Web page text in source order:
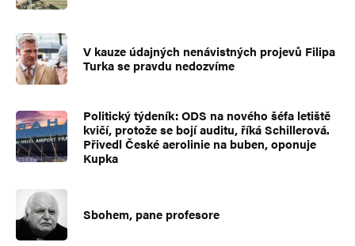
V kauze údajných nenávistných projevů Filipa
Turka se pravdu nedozvíme
Politický týdeník: ODS na nového šéfa letiště
kvičí, protože se bojí auditu, říká Schillerová.
Přivedl České aerolinie na buben, oponuje
Kupka
Sbohem, pane profesore